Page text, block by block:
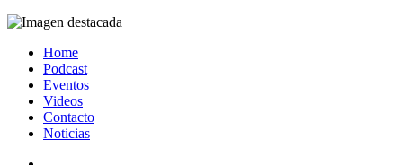
Home
Podcast
Eventos
Videos
Contacto
Noticias